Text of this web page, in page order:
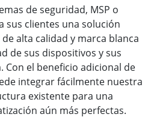
de seguridad, MSP o
sus clientes una solución
alta calidad y marca blanca
de sus dispositivos y sus
Con el beneficio adicional de
integrar fácilmente nuestra
existente para una
aún más perfectas.